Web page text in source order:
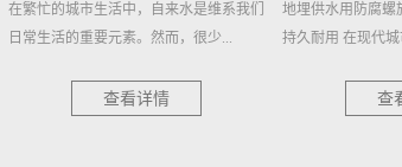
地埋供水用防腐螺旋钢管——高效稳定，
持久耐用 在现代城市供水系统中...
查看详情
城市供水用螺旋钢
柱 在现代城市的
查